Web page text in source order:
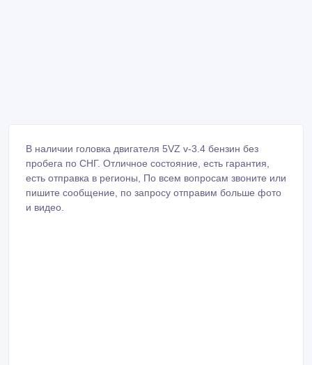
В наличии головка двигателя 5VZ v-3.4 бензин без
пробега по СНГ. Отличное состояние, есть гарантия,
есть отправка в регионы, По всем вопросам звоните или
пишите сообщение, по запросу отправим больше фото
и видео.